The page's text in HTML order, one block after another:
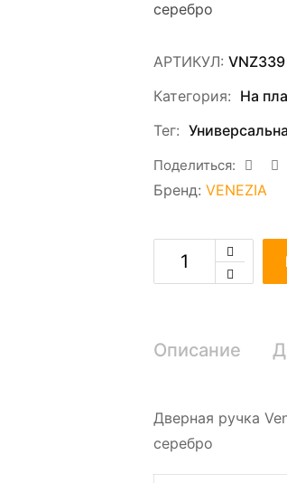
серебро
АРТИКУЛ: VNZ339
Категория: На
Тег:
Поделиться:
Бренд: VENEZIA
Описание
Дверная ручка
серебро